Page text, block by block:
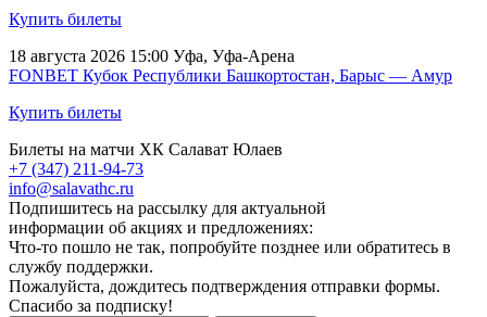
Купить билеты
18 августа 2026 15:00 Уфа, Уфа-Арена
FONBET Кубок Республики Башкортостан, Барыс — Амур
Купить билеты
Билеты на матчи ХК Салават Юлаев
+7 (347) 211-94-73
info@salavathc.ru
Подпишитесь на рассылку для актуальной
информации об акциях и предложениях:
Что-то пошло не так, попробуйте позднее или обратитесь в
службу поддержки.
Пожалуйста, дождитесь подтверждения отправки формы.
Спасибо за подписку!